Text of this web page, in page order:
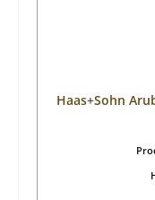
Haas+Sohn